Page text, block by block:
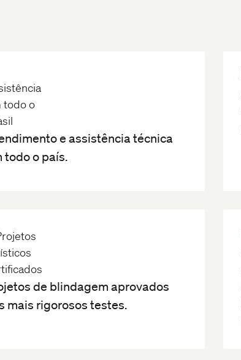
e assistência técnica
todo o país.
de blindagem aprovados
mais rigorosos testes.